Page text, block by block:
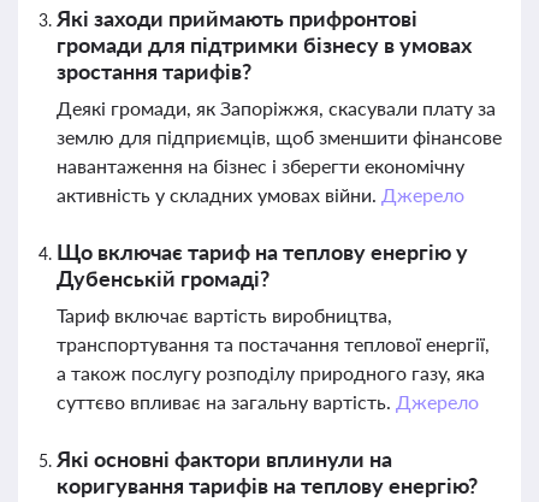
Які заходи приймають прифронтові
громади для підтримки бізнесу в умовах
зростання тарифів?
Деякі громади, як Запоріжжя, скасували плату за
землю для підприємців, щоб зменшити фінансове
навантаження на бізнес і зберегти економічну
активність у складних умовах війни. Джерело
Що включає тариф на теплову енергію у
Дубенській громаді?
Тариф включає вартість виробництва,
транспортування та постачання теплової енергії,
а також послугу розподілу природного газу, яка
суттєво впливає на загальну вартість. Джерело
Які основні фактори вплинули на
коригування тарифів на теплову енергію?